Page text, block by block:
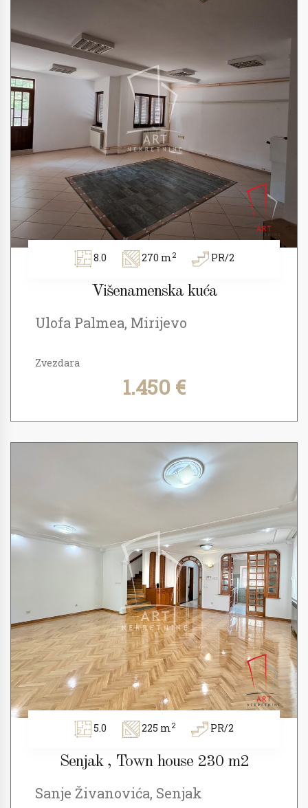
8.0 270 m2 PR/2
Višenamenska kuća
Ulofa Palmea, Mirijevo
Zvezdara
1.450 €
5.0 225 m2 PR/2
Senjak , Town house 230 m2
Sanje Živanovića, Senjak